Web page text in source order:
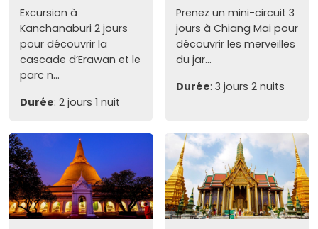
Excursion à
Kanchanaburi 2 jours
pour découvrir la
cascade d’Erawan et le
parc n...
Durée: 2 jours 1 nuit
Prenez un mini-circuit 3
jours à Chiang Mai pour
découvrir les merveilles
du jar...
Durée: 3 jours 2 nuits